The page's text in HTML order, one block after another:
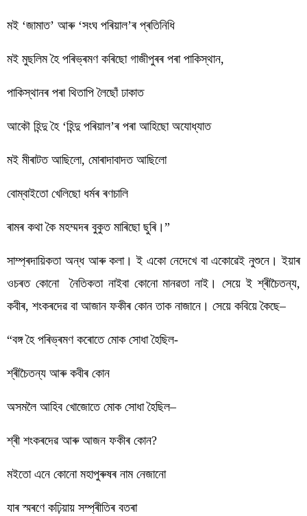
মই ‘জামাত’ আৰু ‘সংঘ পৰিয়াল’ৰ প্ৰতিনিধি
মই মুছলিম হৈ পৰিভ্ৰমণ কৰিছো গাজীপুৰৰ পৰা পাকিস্থান,
পাকিস্থানৰ পৰা থিতাপি লৈছোঁ ঢাকাত
আকৌ হিন্দু হৈ ‘হিন্দু পৰিয়াল’ৰ পৰা আহিছো অযোধ্যাত
মই মীৰাটত আছিলো, মোৰাদাবাদত আছিলো
বোম্বাইতো খেলিছো ধৰ্মৰ ৰণচালি
ৰামৰ কথা কৈ মহম্মদৰ বুকুত মাৰিছো ছুৰি।”
সাম্প্ৰদায়িকতা অন্ধ আৰু কলা। ই একো নেদেখে বা একোৱেই নুশুনে। ইয়াৰ
ওচৰত কোনো  নৈতিকতা নাইবা কোনো মানৱতা নাই। সেয়ে ই শ্ৰীচৈতন্য,
কবীৰ, শংকৰদেৱ বা আজান ফকীৰ কোন তাক নাজানে। সেয়ে কবিয়ে কৈছে–
“বঙ্গ হৈ পৰিভ্ৰমণ কৰোতে মোক সোধা হৈছিল-
শ্ৰীচৈতন্য আৰু কবীৰ কোন
অসমলৈ আহিব খোজোতে মোক সোধা হৈছিল–
শ্ৰী শংকৰদেৱ আৰু আজন ফকীৰ কোন?
মইতো এনে কোনো মহাপুৰুষৰ নাম নেজানো
যাৰ স্মৰণে কঢ়িয়ায় সম্প্ৰীতিৰ বতৰা